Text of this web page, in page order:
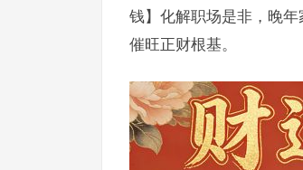
钱】化解职场是非，晚
催旺正财根基。